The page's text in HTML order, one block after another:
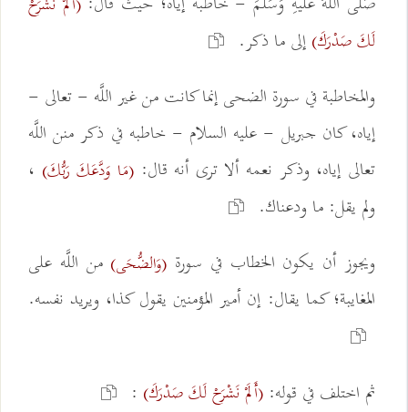
لَكَ صَدْرَكَ)إلى ما ذكر.
والمخاطبة في سورة الضحى إنما كانت من غير اللَّه - تعالى -
إياه، كان جبريل - عليه السلام - خاطبه في ذكر منن اللَّه
تعالى إياه، وذكر نعمه ألا ترى أنه قال:(مَا وَدَّعَكَ رَبُّكَ) ،
ولم يقل: ما ودعناك.
ويجوز أن يكون الخطاب في سورة (وَالضُّحَى) من اللَّه على
المغايبة؛ كما يقال: إن أمير المؤمنين يقول كذا، ويريد نفسه.
ثم اختلف في قوله: (أَلَمْ نَشْرَحْ لَكَ صَدْرَكَ) :